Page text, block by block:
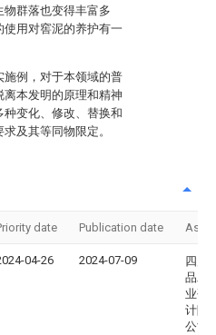
群落也变得丰富多
用对窖泥的养护有一
例，对于本领域的普
本发明的原理和精神
变化、修改、替换和
及其等同物限定。
date Publication date
04-26 2024-07-09
四川
品发
业研
计院
公司